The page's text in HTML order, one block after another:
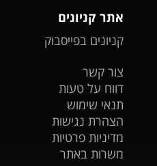
אתר קניונים
קניונים בפייסבוק
צור קשר
דווח על טעות
תנאי שימוש
הצהרת נגישות
מדיניות פרטיות
משרות באתר